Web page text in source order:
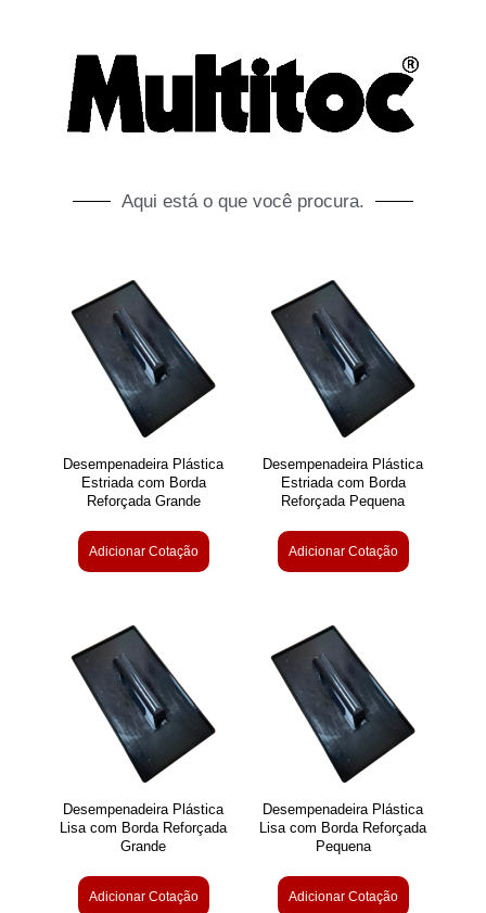
Aqui está o que você procura.
Desempenadeira Plástica
Estriada com Borda
Reforçada Grande
Adicionar Cotação
Desempenadeira Plástica
Estriada com Borda
Reforçada Pequena
Adicionar Cotação
Desempenadeira Plástica
Lisa com Borda Reforçada
Grande
Adicionar Cotação
Desempenadeira Plástica
Lisa com Borda Reforçada
Pequena
Adicionar Cotação